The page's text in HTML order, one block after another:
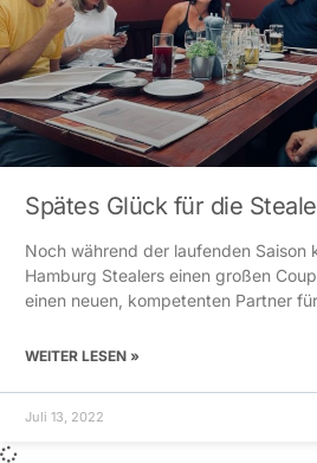
Spätes Glück für die
Noch während der laufenden Saison
Hamburg Stealers einen großen
einen neuen, kompetenten Partner
WEITER LESEN »
Juli 13, 2022